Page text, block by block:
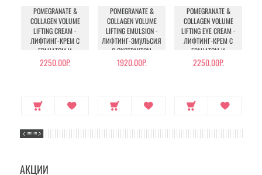
POMEGRANATE &
COLLAGEN VOLUME
LIFTING CREAM -
ЛИФТИНГ-КРЕМ С
ГРАНАТОМ И
КОЛЛАГЕНОМ 100 МЛ.
2250.00Р.
POMEGRANATE &
COLLAGEN VOLUME
LIFTING EMULSION -
ЛИФТИНГ-ЭМУЛЬСИЯ
С ЭКСТРАКТОМ
ГРАНАТА И
1920.00Р.
POMEGRANATE &
COLLAGEN VOLUME
LIFTING EYE CREAM -
ЛИФТИНГ-КРЕМ С
ГРАНАТОМ И
КОЛЛАГЕНОМ ДЛЯ
2250.00Р.
АКЦИИ